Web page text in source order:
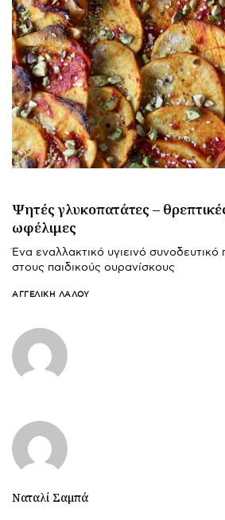
Ψητές γλυκοπατάτες –
ωφέλιμες
Ένα εναλλακτικό υγιεινό συνοδευτικό
στους παιδικούς ουρανίσκους
ΑΓΓΕΛΙΚΉ ΛΆΛΟΥ
Ναταλί Σαμπά